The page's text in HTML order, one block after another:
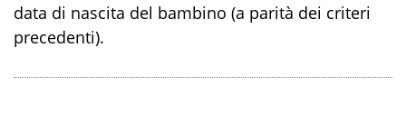
data di nascita del bambino (a parità dei criteri
precedenti).